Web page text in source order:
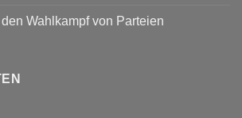
den Wahlkampf von Parteien